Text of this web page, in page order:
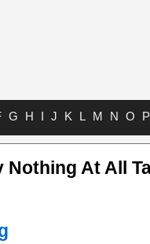
G H I J K L M N O P
Nothing At All